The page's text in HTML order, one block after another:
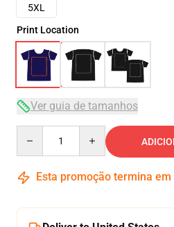
5XL
Print Location
Ver guia de tamanhos
Esta promoção termina em